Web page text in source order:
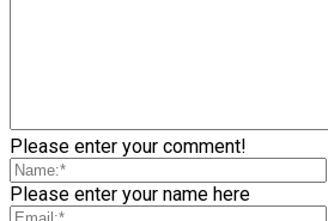
Please enter your comment!
Please enter your name here